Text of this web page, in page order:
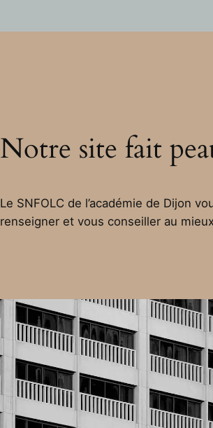
Notre site fait
Le SNFOLC de l’académie de Dijon
renseigner et vous conseiller au